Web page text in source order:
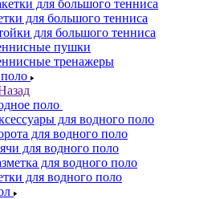
для большого тенниса
для большого тенниса
для большого тенниса
пушки
тренажеры
поло
для водного поло
для водного поло
для водного поло
для водного поло
для водного поло